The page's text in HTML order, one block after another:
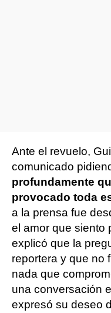
Ante el revuelo,
comunicado
profundamente
provocado toda
a la prensa fue
el amor que siento
explicó que la
reportera y que no
nada que
una conversación
expresó su deseo